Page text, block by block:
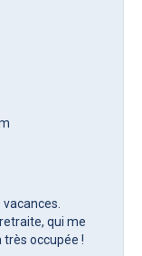
qui me
occupée !